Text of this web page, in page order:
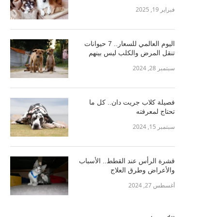
فبراير 19, 2025
اليوم العالمي للسعار.. 7 حيوانات
تنقل المرض والكلب ليس بينهم
سبتمبر 28, 2024
فصيلة كلاب جريت دان.. كل ما
تحتاج لمعرفته
سبتمبر 15, 2024
قشرة الرأس عند القطط.. الأسباب
والأعراض وطرق العلاج
أغسطس 27, 2024